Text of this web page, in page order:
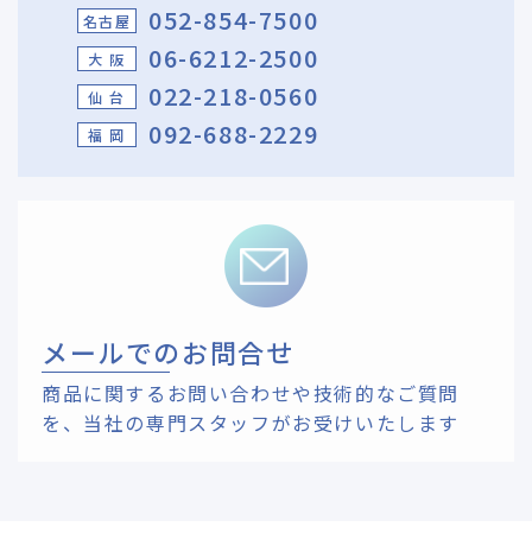
名古屋 052-854-7500
大 阪 06-6212-2500
仙 台 022-218-0560
福 岡 092-688-2229
メールでのお問合せ
商品に関するお問い合わせや技術的なご質問
を、 当社の専門スタッフがお受けいたします